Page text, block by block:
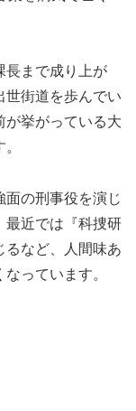
長まで成り上が
世街道を歩んでい
が挙がっている大
面の刑事役を演じ
最近では『科捜研
るなど、人間味あ
っています。